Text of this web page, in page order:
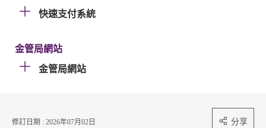
快速支付系統
金管局網站
金管局網站
修訂日期 : 2026年07月02日 分享